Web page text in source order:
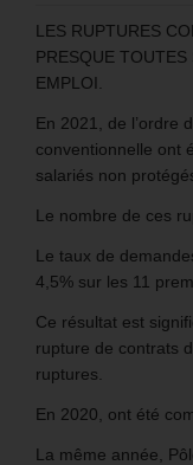
LES RUPTURES
PRESQUE
EMPLOI.
En 2021, de l’ordre
conventionnelle ont
salariés non
Le nombre de ces
Le taux de
4,5% sur les 11
Ce résultat est
rupture de contrats
ruptures.
En 2020, ont été
La même année,